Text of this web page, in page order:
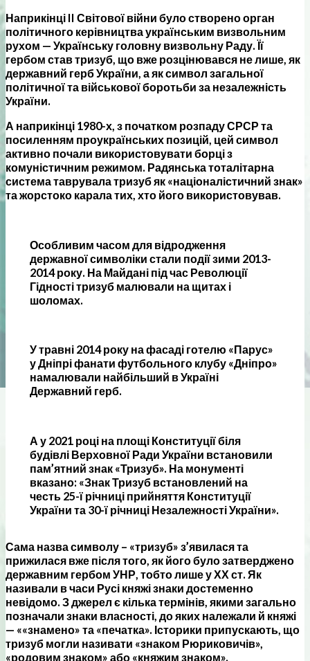
Наприкінці II Світової війни було створено орган
політичного керівництва українським визвольним
рухом — Українську головну визвольну Раду. Її
гербом став тризуб, що вже розцінювався не лише, як
державний герб України, а як символ загальної
політичної та військової боротьби за незалежність
України.
А наприкінці 1980-х, з початком розпаду СРСР та
посиленням проукраїнських позицій, цей символ
активно почали використовувати борці з
комуністичним режимом. Радянська тоталітарна
система таврувала тризуб як «націоналістичний знак»
та жорстоко карала тих, хто його використовував.
Особливим часом для відродження
державної символіки стали події зими 2013-
2014 року. На Майдані під час Революції
Гідності тризуб малювали на щитах і
шоломах.
У травні 2014 року на фасаді готелю «Парус»
у Дніпрі фанати футбольного клубу «Дніпро»
намалювали найбільший в Україні
Державний герб.
А у 2021 році на площі Конституції біля
будівлі Верховної Ради України встановили
пам’ятний знак «Тризуб». На монументі
вказано: «Знак Тризуб встановлений на
честь 25-ї річниці прийняття Конституції
України та 30-ї річниці Незалежності України».
Сама назва символу – «тризуб» з’явилася та
прижилася вже після того, як його було затверджено
державним гербом УНР, тобто лише у ХХ ст. Як
називали в часи Русі княжі знаки достеменно
невідомо. З джерел є кілька термінів, якими загально
позначали знаки власності, до яких належали й княжі
— ««знамено» та «печатка». Історики припускають, що
тризуб могли називати «знаком Рюриковичів»,
«родовим знаком» або «княжим знаком».